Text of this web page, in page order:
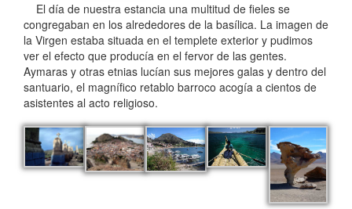
El día de nuestra estancia una multitud de fieles se
congregaban en los alrededores de la basílica. La imagen de
la Virgen estaba situada en el templete exterior y pudimos
ver el efecto que producía en el fervor de las gentes.
Aymaras y otras etnias lucían sus mejores galas y dentro del
santuario, el magnífico retablo barroco acogía a cientos de
asistentes al acto religioso.